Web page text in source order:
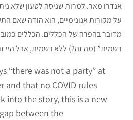
אנדרו מאר. למרות שניסה לטעון שלא
על מקורות אנונימיים, הוא הודה שאם
מדובר בהפרה של הכללים. הכללים
רשמית” (מה זה?) ללא רשמית, אבל היי
“there was not a party” at
and that no COVID rules
into the story, this is a new
between the